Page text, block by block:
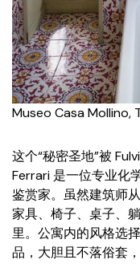
Museo Casa Mollino,
这个“秘密圣地”被
Ferrari 是一位专业化
鉴赏家。虽然建筑师
家具、椅子、桌子、
里。公寓内的风格选
品，大胆且不落俗套，